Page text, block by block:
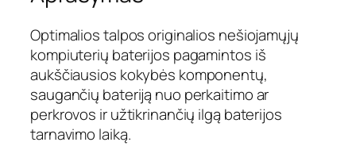
i
s
:
N
o
t
e
Optimalios talpos originalios nešiojamųjų
kompiuterių baterijos pagamintos iš
aukščiausios kokybės komponentų,
saugančių bateriją nuo perkaitimo ar
perkrovos ir užtikrinančių ilgą baterijos
tarnavimo laiką.